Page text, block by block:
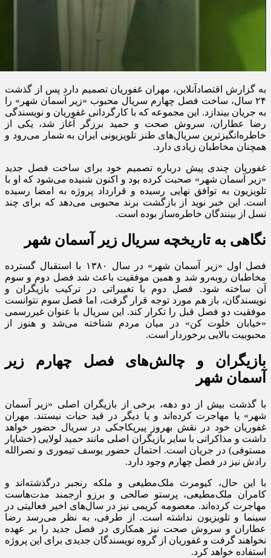
به گزارش اقتصادآنلاین، مهران غفوریان تصمیم دارد پس از گذشت
۲۴ سال، ساخت فصل چهارم سریال محبوب «زیر آسمان شهر» را
به جریان بیندازد. این مجموعه که با کارگردانی غفوریان و نویسندگی
رضا عطاران، سروش صحت و حمید برزگر آغاز شد، یکی از
خاطره‌انگیزترین سریال‌های طنز تلویزیونی ایران به شمار می‌رود و
همچنان مخاطبان زیادی دارد.
غفوریان چندی پیش درباره تصمیم خود برای ساخت فصل جدید
«زیر آسمان شهر» صحبت کرده بود و اکنون شنیده می‌شود که او با
تلویزیون به توافق نهایی رسیده و قرارداد پروژه به امضا رسیده
است. این خبر نوید از بازگشت برند محبوبی می‌دهد که برای چند
نسل از بینندگان خاطره‌ساز بوده است.
نگاهی به تاریخچه سریال زیر آسمان شهر
فصل اول «زیر آسمان شهر» در سال ۱۳۸۰ با استقبال گسترده
مخاطبان روبه‌رو شد و همین موفقیت باعث شد فصل دوم و سوم
آن ساخته شود. فصل دوم با تغییراتی در ترکیب بازیگران و
نویسندگان، باز هم مورد توجه قرار گرفت، اما فصل سوم نتوانست
موفقیت دو فصل قبل را تکرار کند. این سریال با عنوان غیررسمی
«خیابان خلوت کن» در میان مردم شناخته می‌شد و هنوز از
محبوبیت بالایی برخوردار است.
بازیگران و چالش‌های فصل چهارم زیر
آسمان شهر
با گذشت بیش از دو دهه، برخی از بازیگران اصلی «زیر آسمان
شهر» یا مهاجرت کرده‌اند و یا دیگر در قید حیات نیستند. مهران
غفوریان خود در نقش بهروز پیرپکاجکی در سریال حضور خواهد
داشت و مذاکراتی با سایر بازیگران اصلی مانند حمید لولایی (خشایار
مستوفی) در جریان است. احتمال حضور یوسف تیموری و نصرالله
رادش نیز در فصل چهارم وجود دارد.
با این حال، کیومرث ملک‌مطیعی و ملکه رنجبر درگذشته‌اند و
کامران ملک‌مطیعی، پرستو صالحی و برزو ارجمند مدت‌هاست
مهاجرت کرده‌اند. معصومه کریمی نیز در سال‌های اخیر فعالیتی در
سینما و تلویزیون نداشته است. از طرفی، به نظر می‌رسد رضا
عطاران و سروش صحت نیز همکاری در فصل جدید را بر عهده
نخواهند گرفت و غفوریان از گروه نویسندگان جدیدی برای این پروژه
استفاده خواهد کرد.